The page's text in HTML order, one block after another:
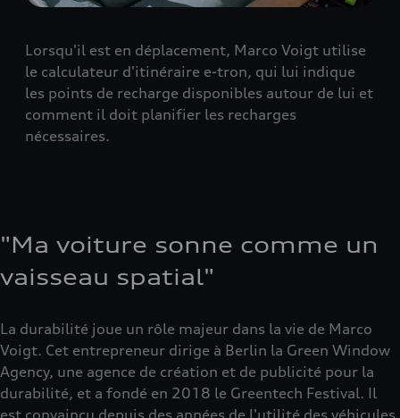
Lorsqu'il est en déplacement, Marco Voigt utilise
le calculateur d'itinéraire e-tron, qui lui indique
les points de recharge disponibles autour de lui et
comment il doit planifier les recharges
nécessaires.
"Ma voiture sonne comme un
vaisseau spatial"
La durabilité joue un rôle majeur dans la vie de Marco
Voigt. Cet entrepreneur dirige à Berlin la Green Window
Agency, une agence de création et de publicité pour la
durabilité, et a fondé en 2018 le Greentech Festival. Il
est convaincu depuis des années de l'utilité des véhicules